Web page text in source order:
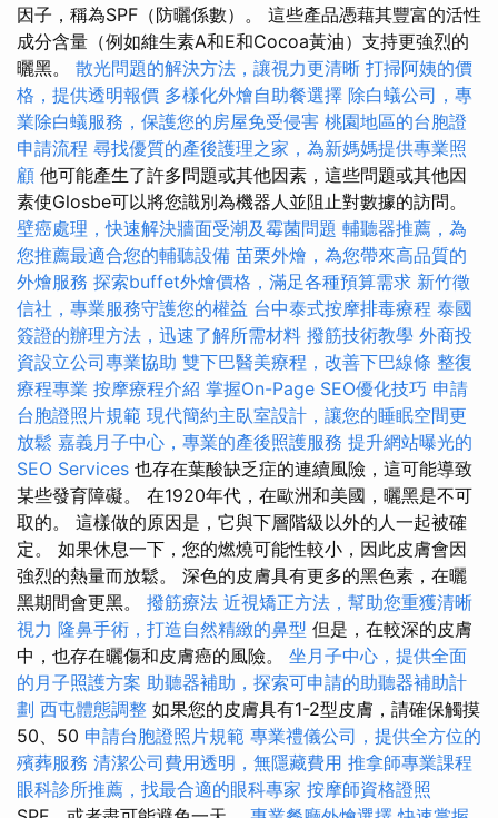
因子，稱為SPF（防曬係數）。 這些產品憑藉其豐富的活性
成分含量（例如維生素A和E和Cocoa黃油）支持更強烈的
曬黑。 散光問題的解決方法，讓視力更清晰 打掃阿姨的價
格，提供透明報價 多樣化外燴自助餐選擇 除白蟻公司，專
業除白蟻服務，保護您的房屋免受侵害 桃園地區的台胞證
申請流程 尋找優質的產後護理之家，為新媽媽提供專業照
顧 他可能產生了許多問題或其他因素，這些問題或其他因
素使Glosbe可以將您識別為機器人並阻止對數據的訪問。
壁癌處理，快速解決牆面受潮及霉菌問題 輔聽器推薦，為
您推薦最適合您的輔聽設備 苗栗外燴，為您帶來高品質的
外燴服務 探索buffet外燴價格，滿足各種預算需求 新竹徵
信社，專業服務守護您的權益 台中泰式按摩排毒療程 泰國
簽證的辦理方法，迅速了解所需材料 撥筋技術教學 外商投
資設立公司專業協助 雙下巴醫美療程，改善下巴線條 整復
療程專業 按摩療程介紹 掌握On-Page SEO優化技巧 申請
台胞證照片規範 現代簡約主臥室設計，讓您的睡眠空間更
放鬆 嘉義月子中心，專業的產後照護服務 提升網站曝光的
SEO Services 也存在葉酸缺乏症的連續風險，這可能導致
某些發育障礙。 在1920年代，在歐洲和美國，曬黑是不可
取的。 這樣做的原因是，它與下層階級以外的人一起被確
定。 如果休息一下，您的燃燒可能性較小，因此皮膚會因
強烈的熱量而放鬆。 深色的皮膚具有更多的黑色素，在曬
黑期間會更黑。 撥筋療法 近視矯正方法，幫助您重獲清晰
視力 隆鼻手術，打造自然精緻的鼻型 但是，在較深的皮膚
中，也存在曬傷和皮膚癌的風險。 坐月子中心，提供全面
的月子照護方案 助聽器補助，探索可申請的助聽器補助計
劃 西屯體態調整 如果您的皮膚具有1-2型皮膚，請確保觸摸
50、50 申請台胞證照片規範 專業禮儀公司，提供全方位的
殯葬服務 清潔公司費用透明，無隱藏費用 推拿師專業課程
眼科診所推薦，找最合適的眼科專家 按摩師資格證照